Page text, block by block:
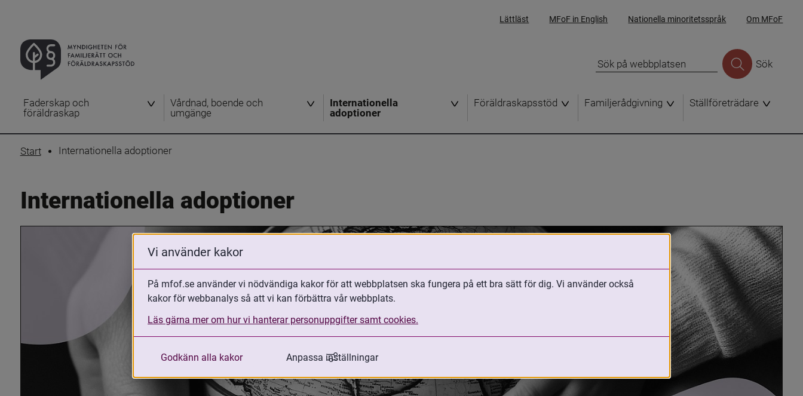
Lättläst MFoF in English Nationella minoritetsspråk Om MFoF
Sök
Faderskap och
föräldraskap
Vårdnad, boende och
umgänge
Internationella
adoptioner
Föräldraskapsstöd Familjerådgivning Ställföreträdare
Start Internationella adoptioner
Internationella adoptioner
Vi använder kakor
På mfof.se använder vi nödvändiga kakor för att webbplatsen ska fungera på ett bra sätt för dig. Vi använder också
kakor för webbanalys så att vi kan förbättra vår webbplats.
Läs gärna mer om hur vi hanterar personuppgifter samt cookies.
Godkänn alla kakor Anpassa inställningar